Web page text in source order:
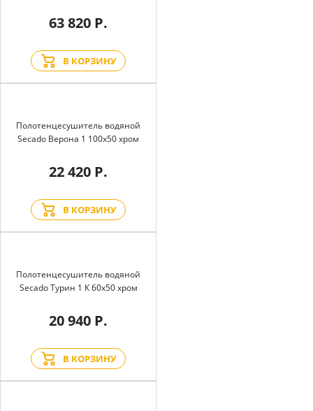
63 820 Р.
В КОРЗИНУ
Полотенцесушитель водяной
Secado Верона 1 100x50 хром
22 420 Р.
В КОРЗИНУ
Полотенцесушитель водяной
Secado Турин 1 К 60x50 хром
20 940 Р.
В КОРЗИНУ